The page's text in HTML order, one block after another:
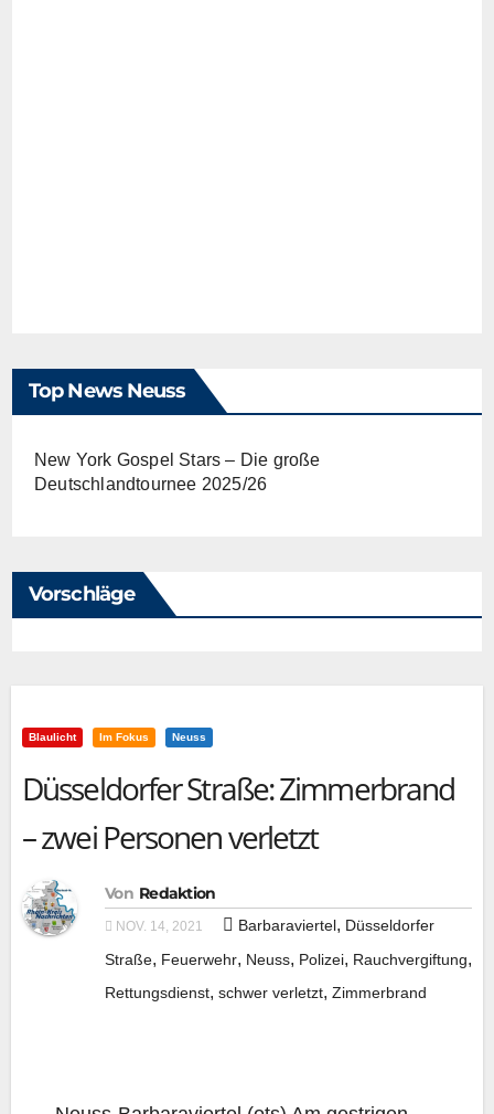
Top News Neuss
New York Gospel Stars – Die große
Deutschlandtournee 2025/26
Vorschläge
Blaulicht Im Fokus Neuss
Düsseldorfer Straße: Zimmerbrand
– zwei Personen verletzt
Von Redaktion
NOV. 14, 2021 Barbaraviertel, Düsseldorfer
Straße, Feuerwehr, Neuss, Polizei, Rauchvergiftung,
Rettungsdienst, schwer verletzt, Zimmerbrand